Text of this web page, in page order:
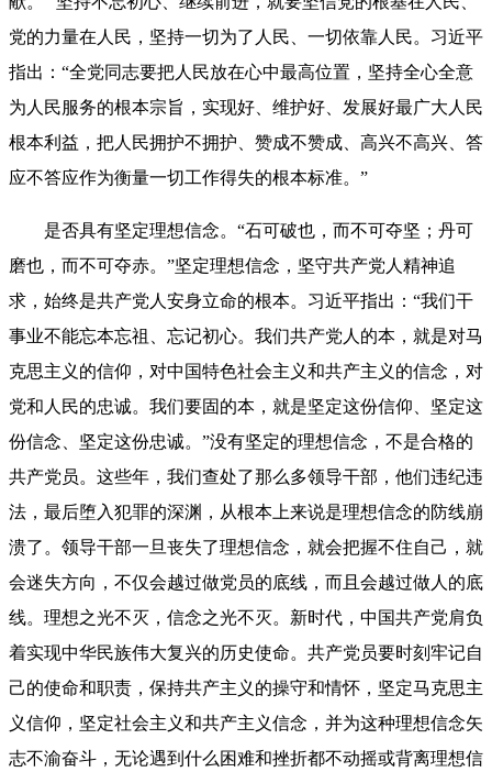
党的力量在人民，坚持一切为了人民、一切依靠人民。习近平
指出：“全党同志要把人民放在心中最高位置，坚持全心全意
为人民服务的根本宗旨，实现好、维护好、发展好最广大人民
根本利益，把人民拥护不拥护、赞成不赞成、高兴不高兴、答
应不答应作为衡量一切工作得失的根本标准。”
是否具有坚定理想信念。“石可破也，而不可夺坚；丹可
磨也，而不可夺赤。”坚定理想信念，坚守共产党人精神追
求，始终是共产党人安身立命的根本。习近平指出：“我们干
事业不能忘本忘祖、忘记初心。我们共产党人的本，就是对马
克思主义的信仰，对中国特色社会主义和共产主义的信念，对
党和人民的忠诚。我们要固的本，就是坚定这份信仰、坚定这
份信念、坚定这份忠诚。”没有坚定的理想信念，不是合格的
共产党员。这些年，我们查处了那么多领导干部，他们违纪违
法，最后堕入犯罪的深渊，从根本上来说是理想信念的防线崩
溃了。领导干部一旦丧失了理想信念，就会把握不住自己，就
会迷失方向，不仅会越过做党员的底线，而且会越过做人的底
线。理想之光不灭，信念之光不灭。新时代，中国共产党肩负
着实现中华民族伟大复兴的历史使命。共产党员要时刻牢记自
己的使命和职责，保持共产主义的操守和情怀，坚定马克思主
义信仰，坚定社会主义和共产主义信念，并为这种理想信念矢
志不渝奋斗，无论遇到什么困难和挫折都不动摇或背离理想信